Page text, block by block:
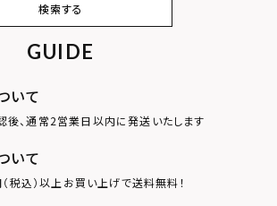
インストア
ギフトボックス
検索する
GUIDE
いて
後、通常2営業日以内に発送いたします
いて
税込）以上お買い上げで送料無料！